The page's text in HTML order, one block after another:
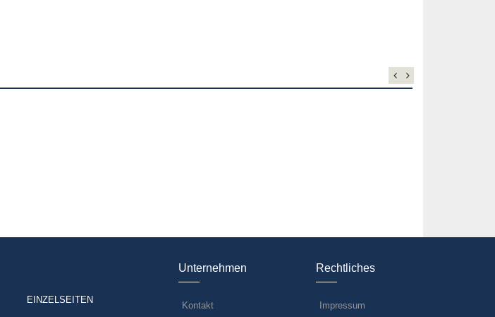
EINZELSEITEN
Unternehmen
Kontakt
Rechtliches
Impressum